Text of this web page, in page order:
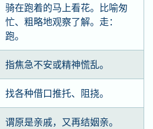
骑在跑着的马上看花。比喻匆
忙、粗略地观察了解。走：
跑。
指焦急不安或精神慌乱。
找各种借口推托、阻挠。
谓原是亲戚，又再结姻亲。